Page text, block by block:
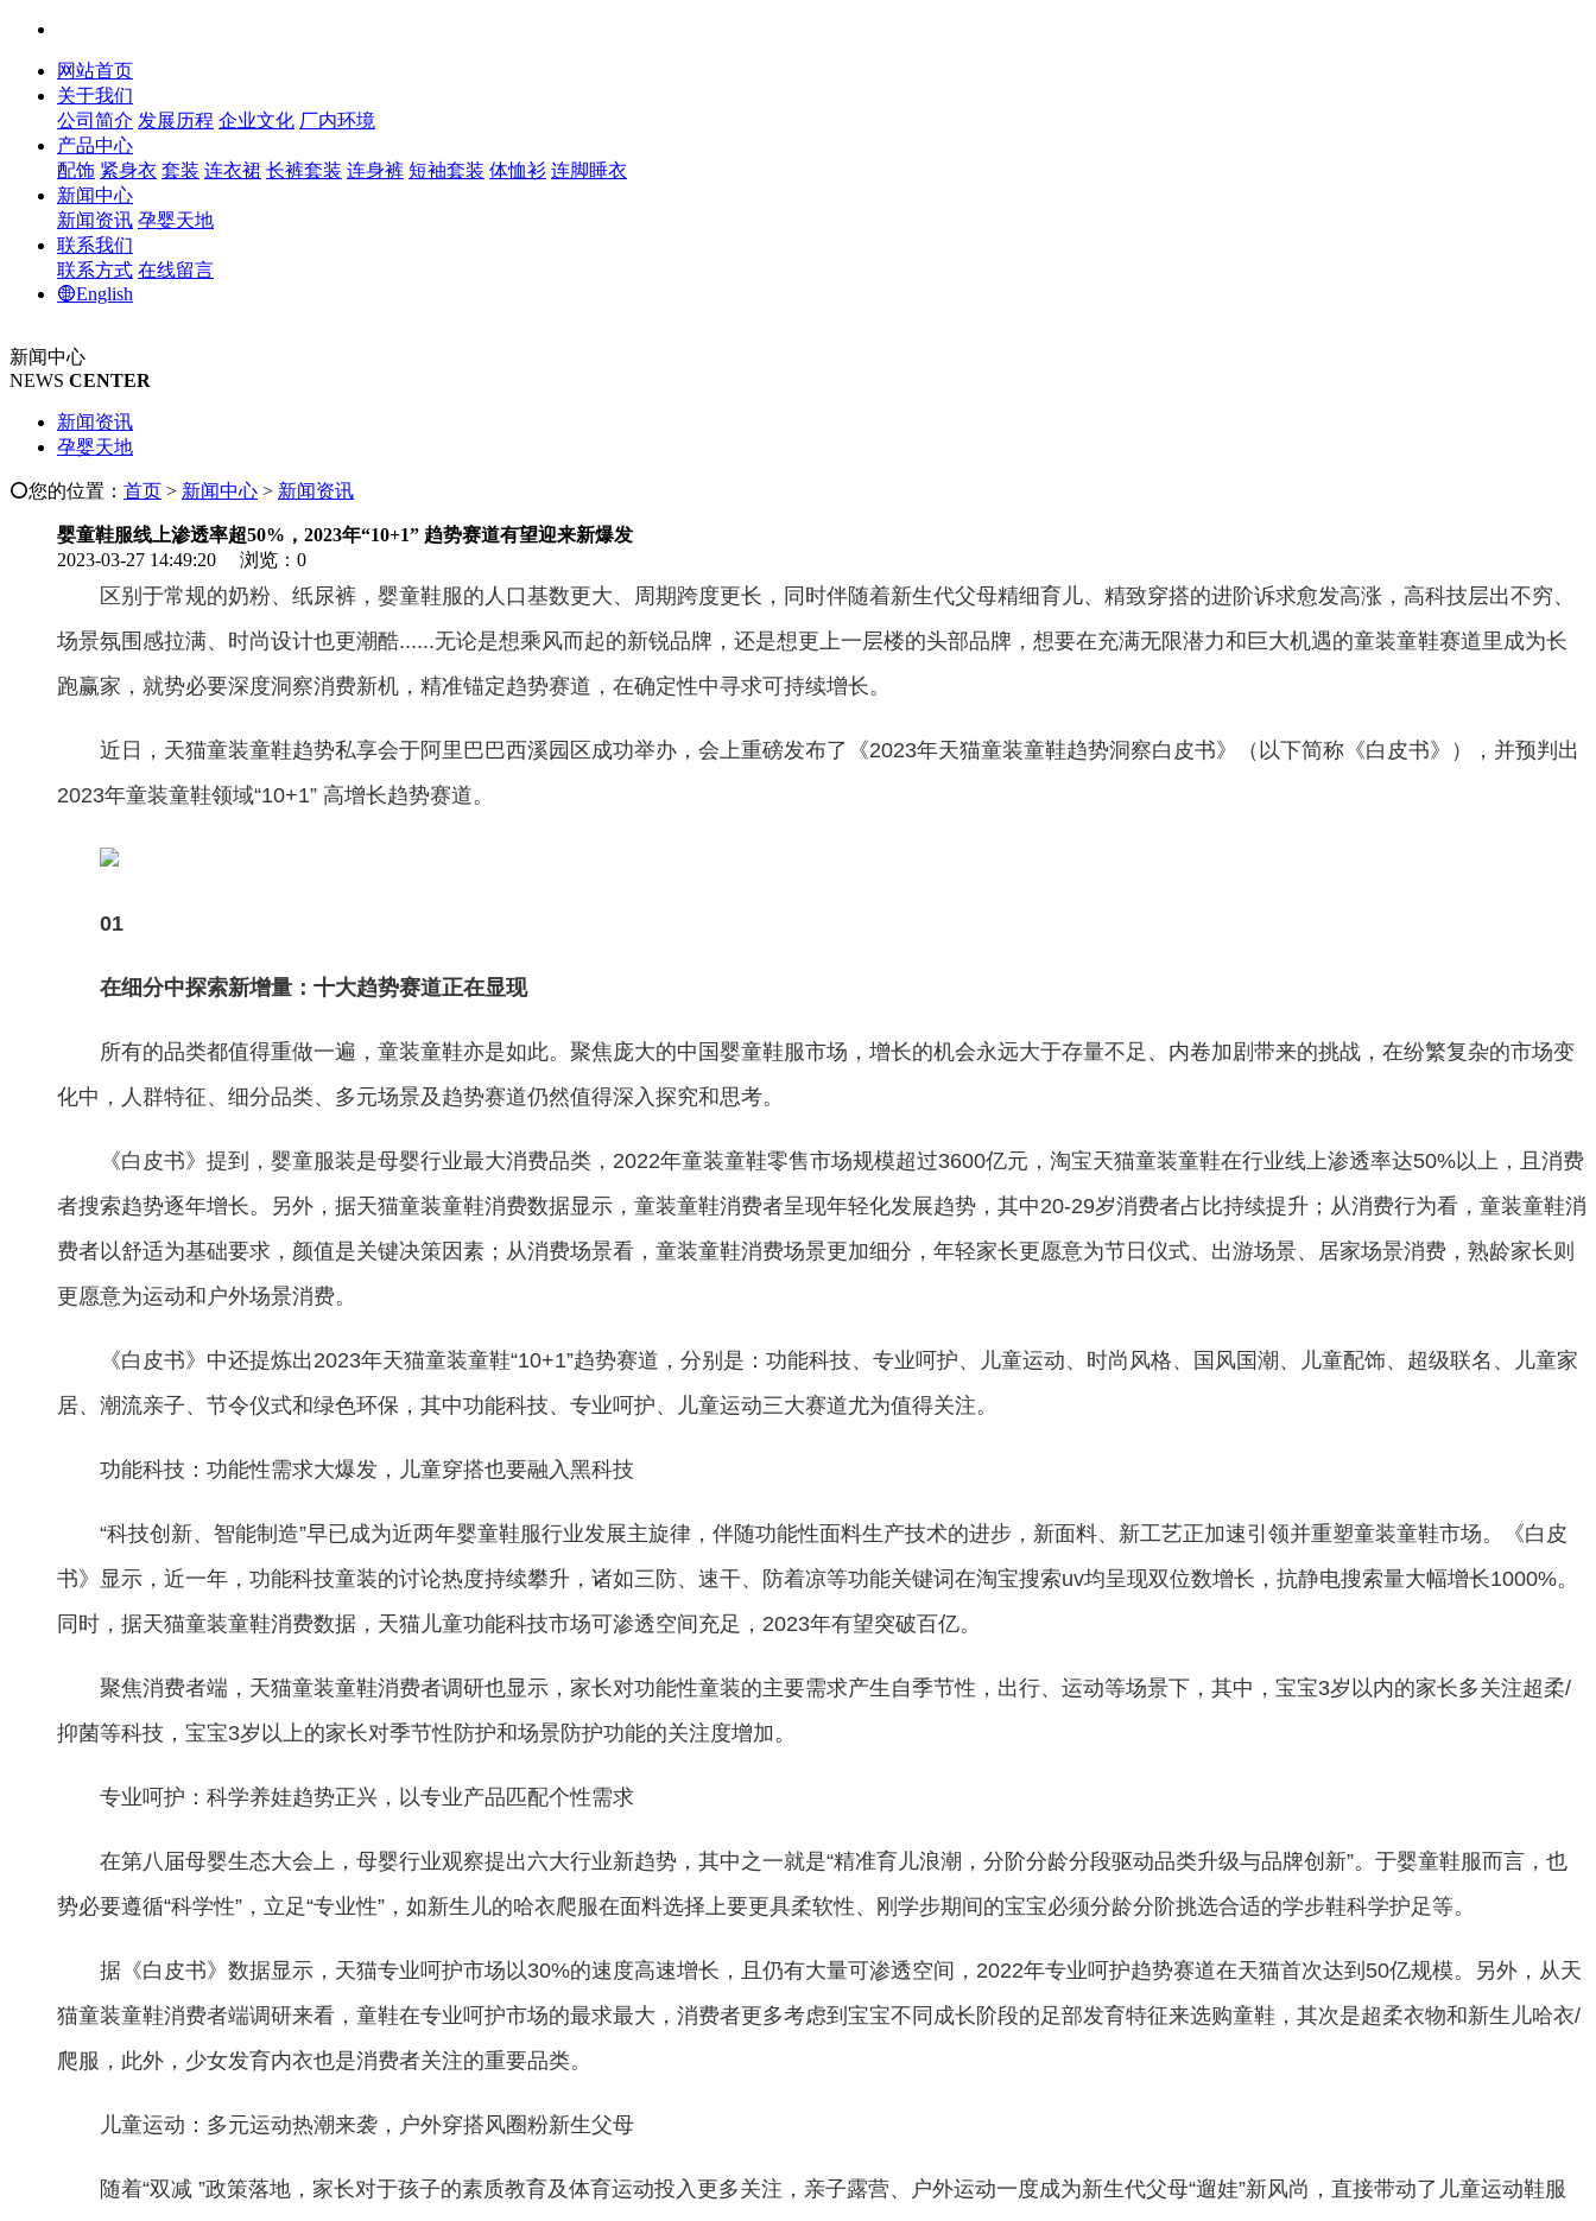
网站首页
关于我们
公司简介 发展历程 企业文化 厂内环境
产品中心
配饰 紧身衣 套装 连衣裙 长裤套装 连身裤 短袖套装 体恤衫 连脚睡衣
新闻中心
新闻资讯 孕婴天地
联系我们
联系方式 在线留言
English
新闻中心
NEWS CENTER
新闻资讯
孕婴天地
您的位置： 首页 > 新闻中心 > 新闻资讯
婴童鞋服线上渗透率超50%，2023年“10+1” 趋势赛道有望迎来新爆发
2023-03-27 14:49:20
浏览： 0
区别于常规的奶粉、纸尿裤，婴童鞋服的人口基数更大、周期跨度更长，同时伴随着新生代父母精细育儿、精致穿搭的进阶诉求愈发高涨，高科技层出不穷、
场景氛围感拉满、时尚设计也更潮酷......无论是想乘风而起的新锐品牌，还是想更上一层楼的头部品牌，想要在充满无限潜力和巨大机遇的童装童鞋赛道里成为长
跑赢家，就势必要深度洞察消费新机，精准锚定趋势赛道，在确定性中寻求可持续增长。
近日，天猫童装童鞋趋势私享会于阿里巴巴西溪园区成功举办，会上重磅发布了《2023年天猫童装童鞋趋势洞察白皮书》（以下简称《白皮书》），并预判出
2023年童装童鞋领域“10+1” 高增长趋势赛道。
01
在细分中探索新增量：十大趋势赛道正在显现
所有的品类都值得重做一遍，童装童鞋亦是如此。聚焦庞大的中国婴童鞋服市场，增长的机会永远大于存量不足、内卷加剧带来的挑战，在纷繁复杂的市场变
化中，人群特征、细分品类、多元场景及趋势赛道仍然值得深入探究和思考。
《白皮书》提到，婴童服装是母婴行业最大消费品类，2022年童装童鞋零售市场规模超过3600亿元，淘宝天猫童装童鞋在行业线上渗透率达50%以上，且消费
者搜索趋势逐年增长。另外，据天猫童装童鞋消费数据显示，童装童鞋消费者呈现年轻化发展趋势，其中20-29岁消费者占比持续提升；从消费行为看，童装童鞋消
费者以舒适为基础要求，颜值是关键决策因素；从消费场景看，童装童鞋消费场景更加细分，年轻家长更愿意为节日仪式、出游场景、居家场景消费，熟龄家长则
更愿意为运动和户外场景消费。
《白皮书》中还提炼出2023年天猫童装童鞋“10+1”趋势赛道，分别是：功能科技、专业呵护、儿童运动、时尚风格、国风国潮、儿童配饰、超级联名、儿童家
居、潮流亲子、节令仪式和绿色环保，其中功能科技、专业呵护、儿童运动三大赛道尤为值得关注。
功能科技：功能性需求大爆发，儿童穿搭也要融入黑科技
“科技创新、智能制造”早已成为近两年婴童鞋服行业发展主旋律，伴随功能性面料生产技术的进步，新面料、新工艺正加速引领并重塑童装童鞋市场。《白皮
书》显示，近一年，功能科技童装的讨论热度持续攀升，诸如三防、速干、防着凉等功能关键词在淘宝搜索uv均呈现双位数增长，抗静电搜索量大幅增长1000%。
同时，据天猫童装童鞋消费数据，天猫儿童功能科技市场可渗透空间充足，2023年有望突破百亿。
聚焦消费者端，天猫童装童鞋消费者调研也显示，家长对功能性童装的主要需求产生自季节性，出行、运动等场景下，其中，宝宝3岁以内的家长多关注超柔/
抑菌等科技，宝宝3岁以上的家长对季节性防护和场景防护功能的关注度增加。
专业呵护：科学养娃趋势正兴，以专业产品匹配个性需求
在第八届母婴生态大会上，母婴行业观察提出六大行业新趋势，其中之一就是“精准育儿浪潮，分阶分龄分段驱动品类升级与品牌创新”。于婴童鞋服而言，也
势必要遵循“科学性”，立足“专业性”，如新生儿的哈衣爬服在面料选择上要更具柔软性、刚学步期间的宝宝必须分龄分阶挑选合适的学步鞋科学护足等。
据《白皮书》数据显示，天猫专业呵护市场以30%的速度高速增长，且仍有大量可渗透空间，2022年专业呵护趋势赛道在天猫首次达到50亿规模。另外，从天
猫童装童鞋消费者端调研来看，童鞋在专业呵护市场的最求最大，消费者更多考虑到宝宝不同成长阶段的足部发育特征来选购童鞋，其次是超柔衣物和新生儿哈衣/
爬服，此外，少女发育内衣也是消费者关注的重要品类。
儿童运动：多元运动热潮来袭，户外穿搭风圈粉新生父母
随着“双减 ”政策落地，家长对于孩子的素质教育及体育运动投入更多关注，亲子露营、户外运动一度成为新生代父母“遛娃”新风尚，直接带动了儿童运动鞋服